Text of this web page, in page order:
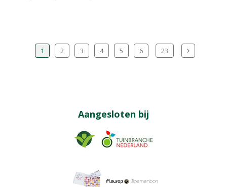
1 2 3 4 5 6 23
Aangesloten bij